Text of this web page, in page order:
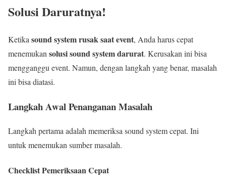
Solusi Daruratnya!
Ketika sound system rusak saat event, Anda harus cepat
menemukan solusi sound system darurat. Kerusakan ini bisa
mengganggu event. Namun, dengan langkah yang benar, masalah
ini bisa diatasi.
Langkah Awal Penanganan Masalah
Langkah pertama adalah memeriksa sound system cepat. Ini
untuk menemukan sumber masalah.
Checklist Pemeriksaan Cepat